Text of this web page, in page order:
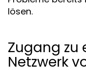
lösen.
Zugang zu
Netzwerk